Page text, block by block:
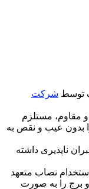
توسط شرکت
و مقاوم، مستلزم
بدون عیب و نقص به
ناپذیری داشته
نصاب متعهد
و برج را به صورت